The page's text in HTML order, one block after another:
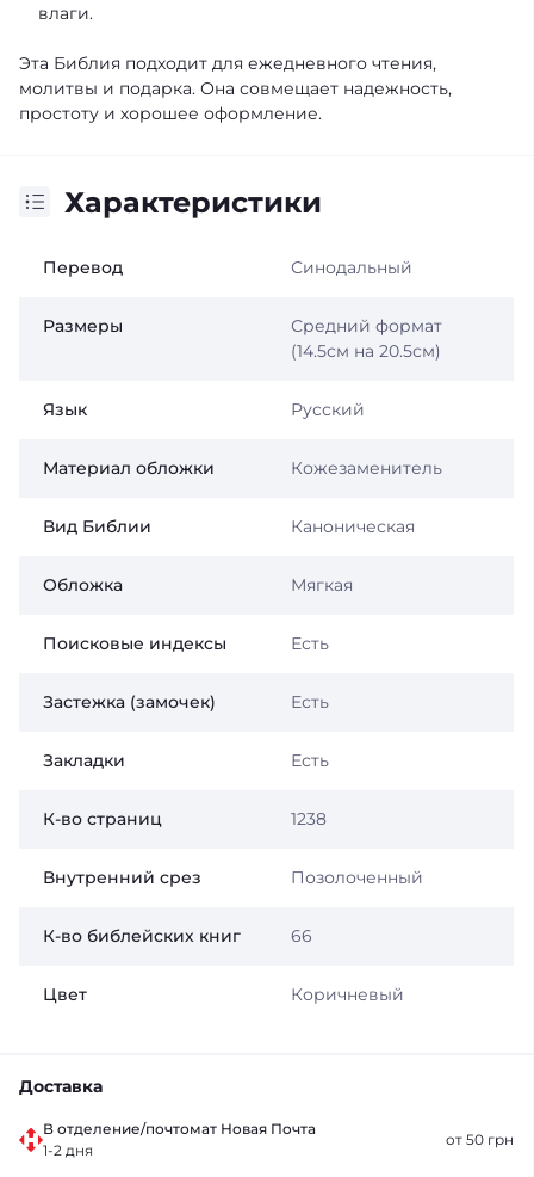
влаги.
Эта Библия подходит для ежедневного чтения,
молитвы и подарка. Она совмещает надежность,
простоту и хорошее оформление.
Характеристики
Перевод Синодальный
Размеры
Средний формат
(14.5см на 20.5см)
Язык Русский
Материал обложки Кожезаменитель
Вид Библии Каноническая
Обложка Мягкая
Поисковые индексы Есть
Застежка (замочек) Есть
Закладки Есть
К-во страниц 1238
Внутренний срез Позолоченный
К-во библейских книг 66
Цвет Коричневый
Доставка
В отделение/почтомат Новая Почта
1-2 дня
от 50 грн